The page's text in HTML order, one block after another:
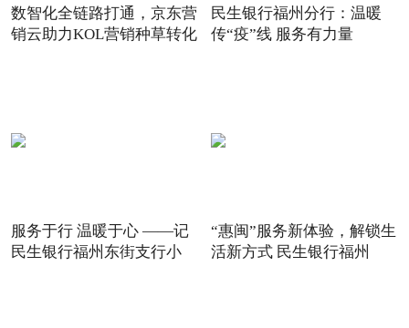
数智化全链路打通，京东营
销云助力KOL营销种草转化
民生银行福州分行：温暖
传“疫”线 服务有力量
服务于行 温暖于心 ——记
民生银行福州东街支行小
“惠闽”服务新体验，解锁生
活新方式 民生银行福州